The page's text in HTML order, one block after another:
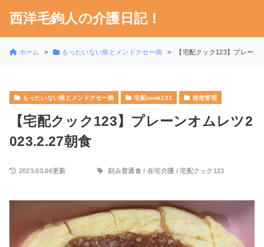
西洋毛鉤人の介護日記！
ホーム もったいない病とメンドクセー病 【宅配クック123】プレー
もったいない病とメンドクセー病 宅配cook123 排泄管理
【宅配クック123】プレーンオムレツ2
023.2.27朝食
2023.03.06更新 刻み普通食/ 在宅介護 /宅配クック123